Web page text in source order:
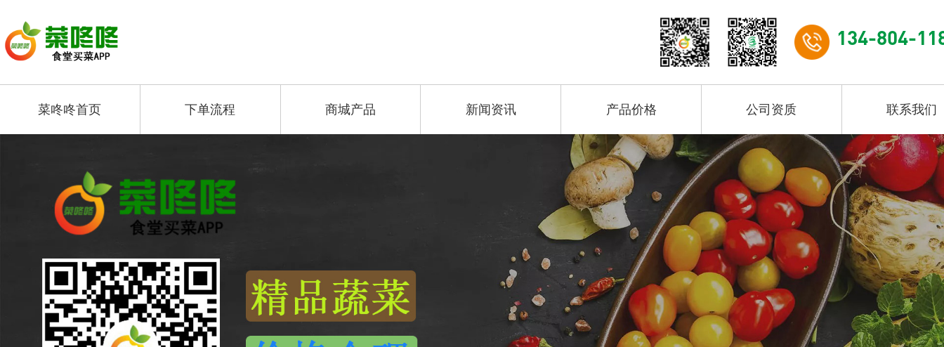
134-804-
菜咚咚首页 下单流程 商城产品 新闻资讯 产品价格 公司资质 联系我们